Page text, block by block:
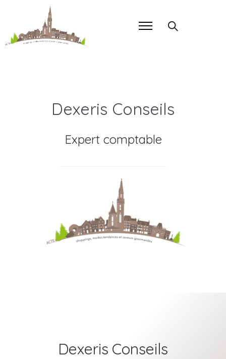
Dexeris Conseils
Expert comptable
Dexeris Conseils